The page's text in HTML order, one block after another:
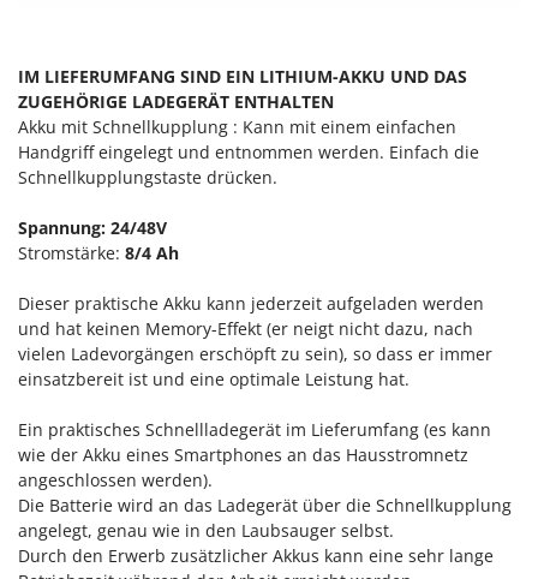
Stäubegeräte für Traktor
Staubsauger - Elektrobesen
T
Teppichreiniger und Teppichbodenreiniger
Thermische und mechanische Unkrautbrenner
Tomatenpressen
Tragbare Powerstationen
Traktor-Heckenscheren mit Ausleger
U
Umkehrfräsen
V
Vakuumiergeräte
Vertikutierer
Intec
Intex
Iseki
ITM
J JOLLY ITALIA
K
KAAZ
Kasco
Kemper
Kenwood
Keter
IM LIEFERUMFANG SIND EIN LITHIUM-AKKU UND DAS
ZUGEHÖRIGE LADEGERÄT ENTHALTEN
Akku mit Schnellkupplung : Kann mit einem einfachen
Handgriff eingelegt und entnommen werden. Einfach die
Schnellkupplungstaste drücken.
Spannung: 24/48V
Stromstärke: 8/4 Ah
Dieser praktische Akku kann jederzeit aufgeladen werden
und hat keinen Memory-Effekt (er neigt nicht dazu, nach
vielen Ladevorgängen erschöpft zu sein), so dass er immer
einsatzbereit ist und eine optimale Leistung hat.
Ein praktisches Schnellladegerät im Lieferumfang (es kann
wie der Akku eines Smartphones an das Hausstromnetz
angeschlossen werden).
Die Batterie wird an das Ladegerät über die Schnellkupplung
angelegt, genau wie in den Laubsauger selbst.
Durch den Erwerb zusätzlicher Akkus kann eine sehr lange